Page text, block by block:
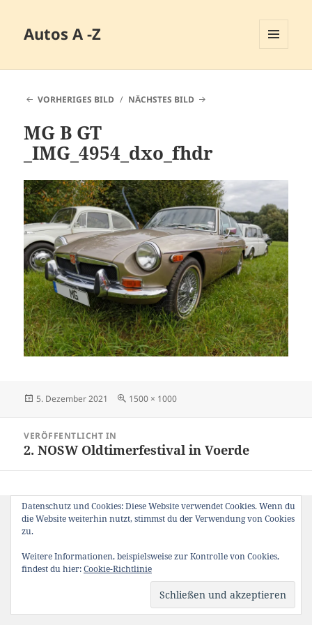
Autos A -Z
VORHERIGES BILD
NÄCHSTES BILD
MG B GT
_IMG_4954_dxo_fhdr
Veröffentlicht
5. Dezember 2021 Originalgröße
1500 × 1000
VERÖFFENTLICHT IN
2. NOSW Oldtimerfestival in Voerde
Datenschutz und Cookies: Diese Website verwendet Cookies. Wenn du
die Website weiterhin nutzt, stimmst du der Verwendung von Cookies
zu.
Weitere Informationen, beispielsweise zur Kontrolle von Cookies,
findest du hier:Cookie-Richtlinie